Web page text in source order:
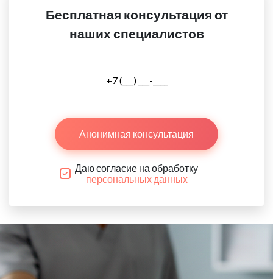
Бесплатная консультация от
наших специалистов
Анонимная консультация
Даю согласие на обработку
персональных данных